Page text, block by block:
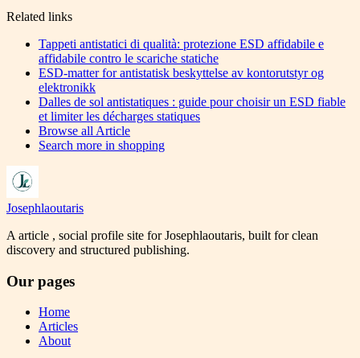
Related links
Tappeti antistatici di qualità: protezione ESD affidabile e
affidabile contro le scariche statiche
ESD-matter for antistatisk beskyttelse av kontorutstyr og
elektronikk
Dalles de sol antistatiques : guide pour choisir un ESD fiable
et limiter les décharges statiques
Browse all Article
Search more in shopping
Josephlaoutaris
A article , social profile site for Josephlaoutaris, built for clean
discovery and structured publishing.
Our pages
Home
Articles
About